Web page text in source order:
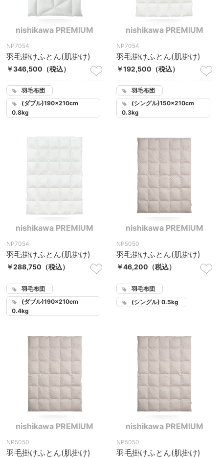
nishikawa PREMIUM
NP7054
羽毛掛けふとん(肌掛け)
￥346,500 （税込）
羽毛布団
(ダブル)190×210cm
0.8kg
nishikawa PREMIUM
NP7054
羽毛掛けふとん(肌掛け)
￥192,500 （税込）
羽毛布団
(シングル)150×210cm
0.3kg
nishikawa PREMIUM
NP7054
羽毛掛けふとん(肌掛け)
￥288,750 （税込）
羽毛布団
(ダブル)190×210cm
0.4kg
nishikawa PREMIUM
NP5050
羽毛掛けふとん(肌掛け)
￥46,200 （税込）
羽毛布団
(シングル) 0.5kg
nishikawa PREMIUM
NP5050
羽毛掛けふとん(肌掛け)
nishikawa PREMIUM
NP5050
羽毛掛けふとん(肌掛け)